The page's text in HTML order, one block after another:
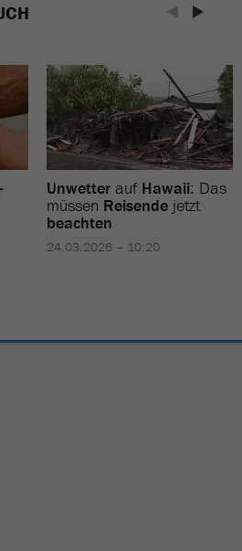
Unwetter auf Hawaii: Das
müssen Reisende jetzt
beachten
24.03.2026 – 10:20